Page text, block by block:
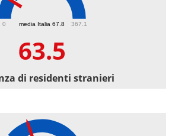
media Italia 67.8
0 367.1
63.5
di residenti stranieri